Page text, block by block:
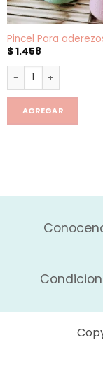
Pincel Para
$1.458
Pincel Para
AGREGAR